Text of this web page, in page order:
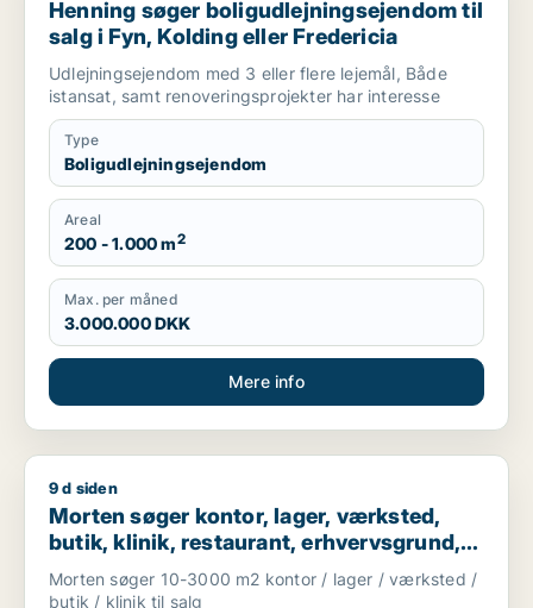
Henning søger boligudlejningsejendom til
salg i Fyn, Kolding eller Fredericia
Udlejningsejendom med 3 eller flere lejemål, Både
istansat, samt renoveringsprojekter har interesse
Type
Boligudlejningsejendom
Areal
200 - 1.000 m2
Max. per måned
3.000.000 DKK
Mere info
Morten søger kontor, lager, værksted, butik, klinik,
9 d siden
Morten søger kontor, lager, værksted,
butik, klinik, restaurant, erhvervsgrund,
boligudlejningsejendom, hotel,
produktionslokaler eller garage til salg i
Morten søger 10-3000 m2 kontor / lager / værksted /
butik / klinik til salg